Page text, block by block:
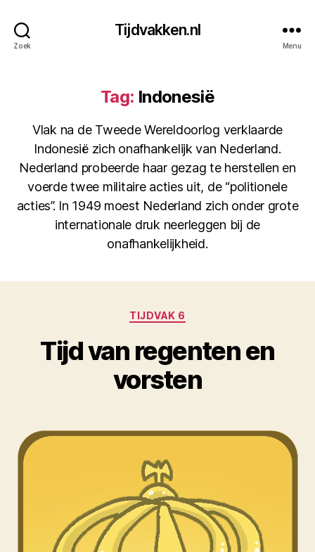
Zoek
Tijdvakken.nl
Menu
Tag: Indonesië
Vlak na de Tweede Wereldoorlog verklaarde
Indonesië zich onafhankelijk van Nederland.
Nederland probeerde haar gezag te herstellen en
voerde twee militaire acties uit, de “politionele
acties”. In 1949 moest Nederland zich onder grote
internationale druk neerleggen bij de
onafhankelijkheid.
Categorieën
TIJDVAK 6
Tijd van regenten en
vorsten